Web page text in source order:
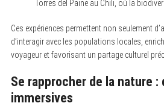
Torres del Paine au Chili, où la
Ces expériences permettent non seulement
d’interagir avec les populations locales,
voyageur et favorisant un partage culturel
Se rapprocher de la nature :
immersives